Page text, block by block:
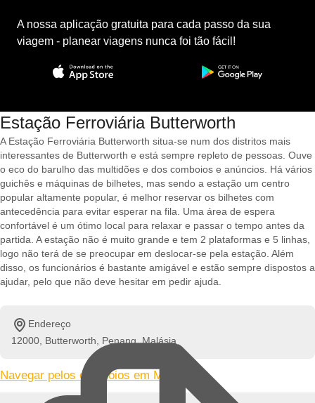
A nossa aplicação gratuita para cada passo da sua
viagem - planear viagens nunca foi tão fácil!
Estação Ferroviária Butterworth
A Estação Ferroviária Butterworth situa-se num dos distritos mais
interessantes de Butterworth e está sempre repleto de pessoas. Ouve
o eco do barulho das multidões e dos comboios e anúncios. Há vários
guichês e máquinas de bilhetes, mas sendo a estação um centro
popular altamente popular, é melhor reservar os bilhetes com
antecedência para evitar esperar na fila. Uma área de espera
confortável é um ótimo local para relaxar e passar o tempo antes da
partida. A estação não é muito grande e tem 2 plataformas e 5 linhas,
logo não terá de se preocupar em deslocar-se pela estação. Além
disso, os funcionários é bastante amigável e estão sempre dispostos a
ajudar, pelo que não deve hesitar em pedir ajuda.
Endereço
12000, Butterworth, Penang, Malásia
Navegar pelos comboios em Malásia »